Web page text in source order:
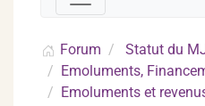
Forum
Statut du
Emoluments,
Emoluments et